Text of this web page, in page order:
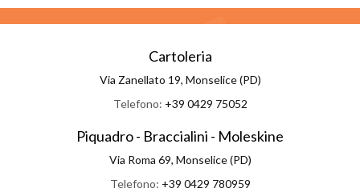
Cartoleria
Via Zanellato 19, Monselice (PD)
Telefono: +39 0429 75052
Piquadro - Braccialini - Moleskine
Via Roma 69, Monselice (PD)
Telefono: +39 0429 780959